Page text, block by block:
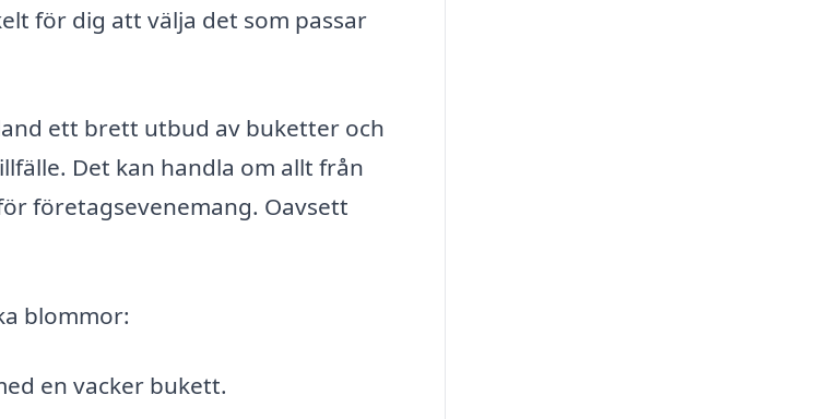
för dig att välja det som passar
ett brett utbud av buketter och
Det kan handla om allt från
företagsevenemang. Oavsett
blommor:
en vacker bukett.